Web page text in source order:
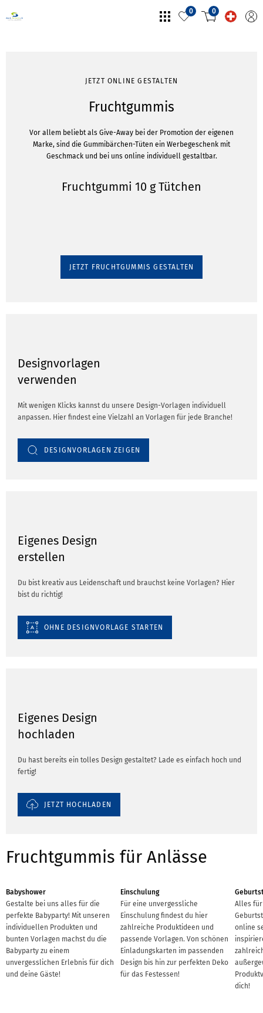
0 0
JETZT ONLINE GESTALTEN
Fruchtgummis
Vor allem beliebt als Give-Away bei der Promotion der eigenen
Marke, sind die Gummibärchen-Tüten ein Werbegeschenk mit
Geschmack und bei uns online individuell gestaltbar.
Fruchtgummi 10 g Tütchen
JETZT FRUCHTGUMMIS GESTALTEN
Designvorlagen
verwenden
Mit wenigen Klicks kannst du unsere Design-Vorlagen individuell
anpassen. Hier findest eine Vielzahl an Vorlagen für jede Branche!
DESIGNVORLAGEN ZEIGEN
Eigenes Design
erstellen
Du bist kreativ aus Leidenschaft und brauchst keine Vorlagen? Hier
bist du richtig!
OHNE DESIGNVORLAGE STARTEN
Eigenes Design
hochladen
Du hast bereits ein tolles Design gestaltet? Lade es einfach hoch und
fertig!
JETZT HOCHLADEN
Fruchtgummis für Anlässe
Babyshower
Gestalte bei uns alles für die
perfekte Babyparty! Mit unseren
individuellen Produkten und
bunten Vorlagen machst du die
Babyparty zu einem
unvergesslichen Erlebnis für dich
und deine Gäste!
Einschulung
Für eine unvergessliche
Einschulung findest du hier
zahlreiche Produktideen und
passende Vorlagen. Von schönen
Einladungskarten im passenden
Design bis hin zur perfekten Deko
für das Festessen!
Alles
online
dich!